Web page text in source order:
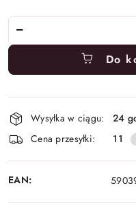
Do
Dostępność
i
dostawa
Wysyłka w ciągu:
24
Cena przesyłki:
11
EAN: